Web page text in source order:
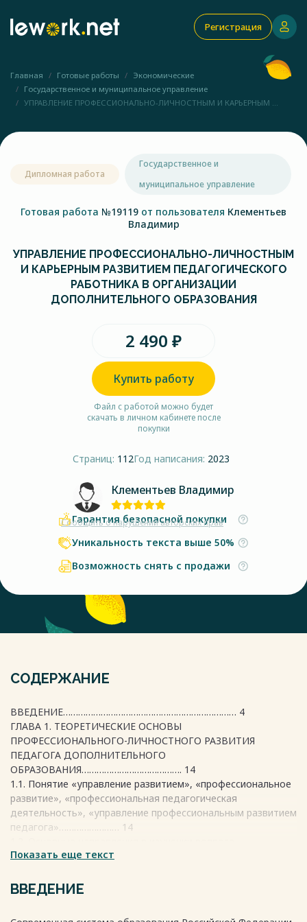
Регистрация
Главная Готовые работы
Экономические
Государственное и муниципальное управление
УПРАВЛЕНИЕ ПРОФЕССИОНАЛЬНО-ЛИЧНОСТНЫМ И КАРЬЕРНЫМ ...
Дипломная работа
Государственное и
муниципальное управление
Готовая работа №19119 от пользователя Клементьев
Владимир
УПРАВЛЕНИЕ ПРОФЕССИОНАЛЬНО-ЛИЧНОСТНЫМ
И КАРЬЕРНЫМ РАЗВИТИЕМ ПЕДАГОГИЧЕСКОГО
РАБОТНИКА В ОРГАНИЗАЦИИ
ДОПОЛНИТЕЛЬНОГО ОБРАЗОВАНИЯ
2 490 ₽
Купить работу
Файл с работой можно будет
скачать в личном кабинете после
покупки
Страниц: 112Год написания: 2023
Клементьев Владимир
Сообщить о нарушении авторских прав
Гарантия безопасной покупки
Уникальность текста выше 50%
Возможность снять с продажи
СОДЕРЖАНИЕ
ВВЕДЕНИЕ…………………………………………………………… 4
ГЛАВА 1. ТЕОРЕТИЧЕСКИЕ ОСНОВЫ
ПРОФЕССИОНАЛЬНОГО-ЛИЧНОСТНОГО РАЗВИТИЯ
ПЕДАГОГА ДОПОЛНИТЕЛЬНОГО
ОБРАЗОВАНИЯ…………………………………. 14
1.1. Понятие «управление развитием», «профессиональное
развитие», «профессиональная педагогическая
деятельность», «управление профессиональным развитием
педагога»…………………… 14
профессионального развития ………………………………………………..
1.3. Система управления профессиональным развитием
педагога дополнительного образования.………………
Показать еще текст
ВВЕДЕНИЕ